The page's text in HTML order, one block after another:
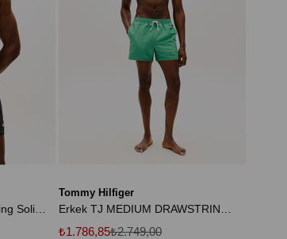
Erkek TJ Medium Drawstring Solid Mayo
Tommy Hilfiger
₺1.786,85₺2.749,00